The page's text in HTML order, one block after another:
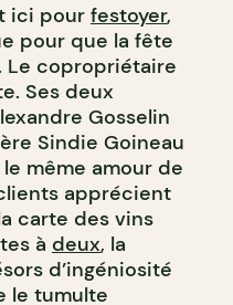
ici pour festoyer,
pour que la fête
Le copropriétaire
Ses deux
Gosselin
Sindie Goineau
même amour de
apprécient
carte des vins
à deux, la
d’ingéniosité
le tumulte